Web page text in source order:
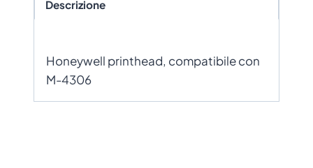
Descrizione
Honeywell printhead, compatibile con
M-4306